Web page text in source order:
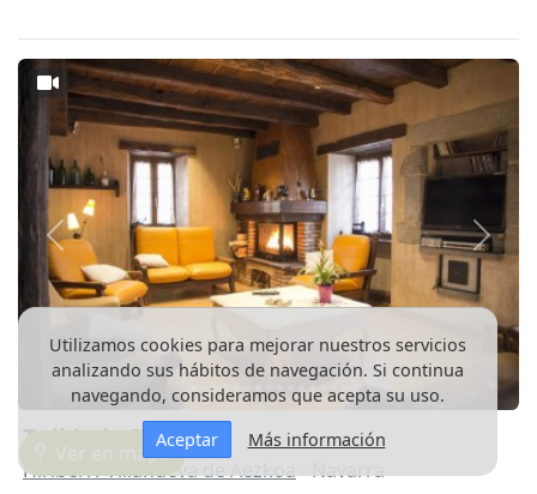
Anterior
Txikirrin III
Hiriberri-Villanueva de Aezkoa- Navarra
Ver en mapa
Utilizamos cookies para mejorar nuestros servicios
analizando sus hábitos de navegación. Si continua
navegando, consideramos que acepta su uso.
Aceptar
Más información